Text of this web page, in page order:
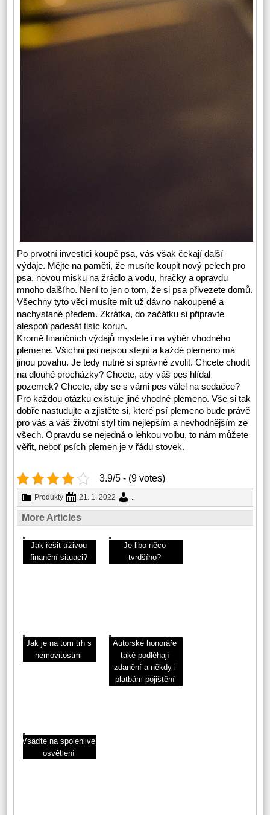
Po prvotní investici koupě psa, vás však čekají další
výdaje. Mějte na paměti, že musíte koupit nový pelech pro
psa, novou misku na žrádlo a vodu, hračky a opravdu
mnoho dalšího. Není to jen o tom, že si psa přivezete domů.
Všechny tyto věci musíte mít už dávno nakoupené a
nachystané předem. Zkrátka, do začátku si připravte
alespoň padesát tisíc korun.
Kromě finančních výdajů myslete i na výběr vhodného
plemene. Všichni psi nejsou stejní a každé plemeno má
jinou povahu. Je tedy nutné si správně zvolit. Chcete chodit
na dlouhé procházky? Chcete, aby váš pes hlídal
pozemek? Chcete, aby se s vámi pes válel na sedačce?
Pro každou otázku existuje jiné vhodné plemeno. Vše si tak
dobře nastudujte a zjistěte si, které psí plemeno bude právě
pro vás a váš životní styl tím nejlepším a nevhodnějším ze
všech. Opravdu se nejedná o lehkou volbu, to nám můžete
věřit, neboť psích plemen je v řádu stovek.
3.9/5 - (9 votes)
Produkty 21. 1. 2022 .
More Articles
Jak řešit tíživou
finanční situaci?
Je libo něco
tvrdšího?
Jak je na tom trh s
nemovitostmi
Autorské honoráře
také podléhají
zdanění a někdy i
platbám pojištění
Vsaďte na spolehlivé
osvětlení